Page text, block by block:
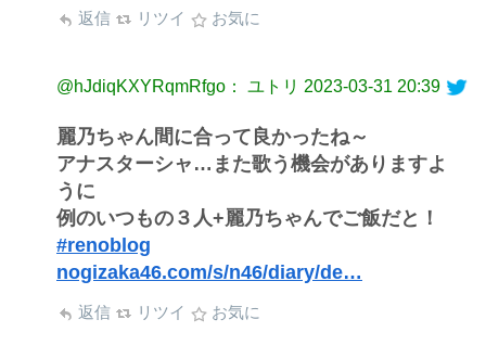
返信 リツイ お気に
@hJdiqKXYRqmRfgo： ユトリ 2023-03-31 20:39
麗乃ちゃん間に合って良かったね～
アナスターシャ…また歌う機会がありますよ
うに
例のいつもの３人+麗乃ちゃんでご飯だと！
#renoblog
nogizaka46.com/s/n46/diary/de…
返信 リツイ お気に